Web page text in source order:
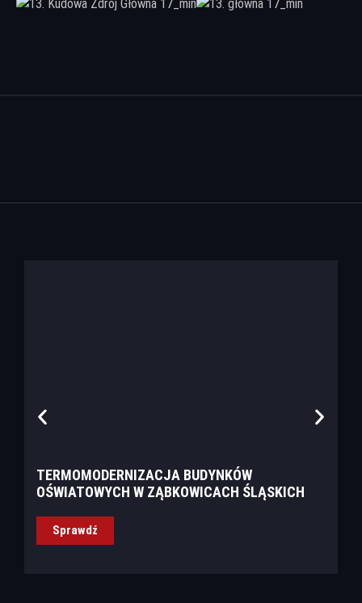
TERMOMODERNIZACJA BUDYNKÓW
OŚWIATOWYCH W ZĄBKOWICACH ŚLĄSKICH
Sprawdź